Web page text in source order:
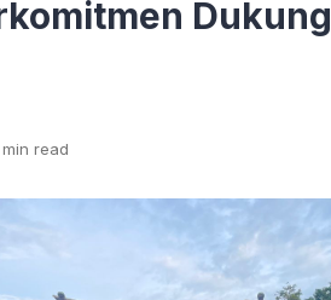
Dukung
min read